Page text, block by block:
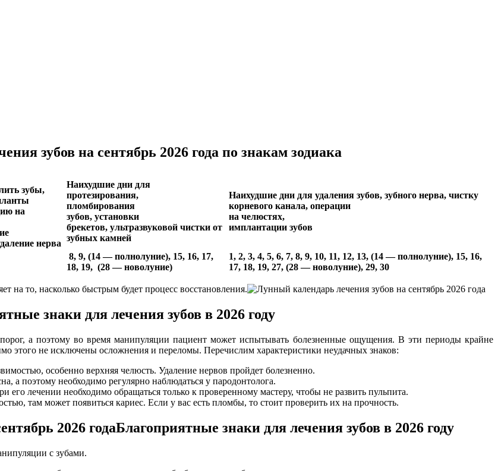
зубов на сентябрь 2026 года по знакам зодиака
зубы,
на
нерва
Наихудшие дни для
протезирования,
пломбирования
зубов, установки
брекетов, ультразвуковой чистки от
зубных камней
Наихудшие дни для удаления зубов, зубного нерва, чистку
корневого канала, операции
на челюстях,
имплантации зубов
8, 9, (14 — полнолуние), 15, 16, 17,
18, 19, (28 — новолуние)
1, 2, 3, 4, 5, 6, 7, 8, 9, 10, 11, 12, 13, (14 — полнолуние), 15, 16,
17, 18, 19, 27, (28 — новолуние), 29, 30
на то, насколько быстрым будет процесс восстановления.
знаки для лечения зубов в 2026 году
а поэтому во время манипуляции пациент может испытывать болезненные ощущения. В эти периоды крайне
этого не исключены осложнения и переломы. Перечислим характеристики неудачных знаков:
особенно верхняя челюсть. Удаление нервов пройдет болезненно.
а поэтому необходимо регулярно наблюдаться у пародонтолога.
лечении необходимо обращаться только к проверенному мастеру, чтобы не развить пульпита.
там может появиться кариес. Если у вас есть пломбы, то стоит проверить их на прочность.
Благоприятные знаки для лечения зубов в 2026 году
с зубами.